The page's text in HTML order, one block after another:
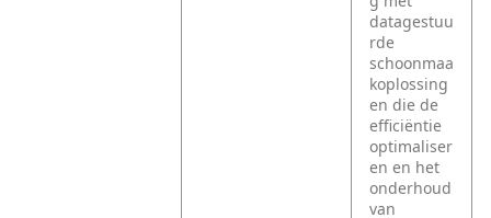
datagestuu
rde
schoonmaa
koplossing
en die de
efficiëntie
optimaliser
en en het
onderhoud
van